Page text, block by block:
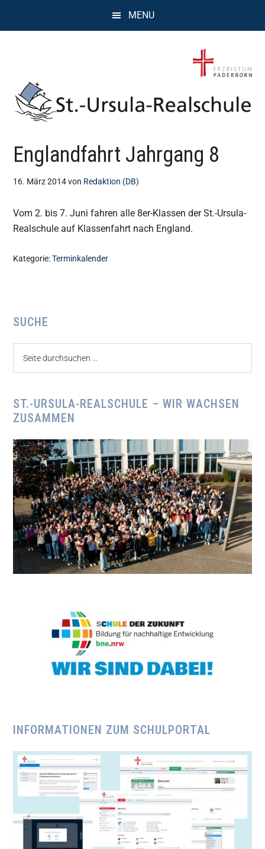
MENU
St.
Ursula
Realschule
Attendorn
Kompetenz,
Persönlichkeit,
Chancen
Englandfahrt Jahrgang 8
16. März 2014von Redaktion (DB)
Vom 2. bis 7. Juni fahren alle 8er-Klassen der St.-Ursula-
Realschule auf Klassenfahrt nach England.
Kategorie:Terminkalender
Seitenspalte
SUCHE
ST.-URSULA-REALSCHULE – WIR WACHSEN
ZUSAMMEN
INFORMATIONEN ZUM SCHULPORTAL